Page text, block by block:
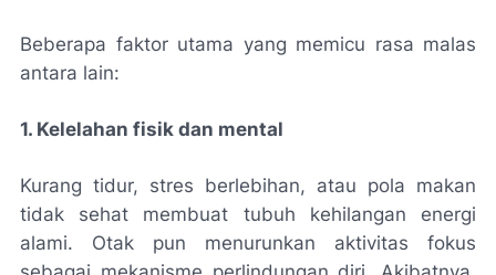
Beberapa faktor utama yang memicu rasa malas
antara lain:
1. Kelelahan fisik dan mental
Kurang tidur, stres berlebihan, atau pola makan
tidak sehat membuat tubuh kehilangan energi
alami. Otak pun menurunkan aktivitas fokus